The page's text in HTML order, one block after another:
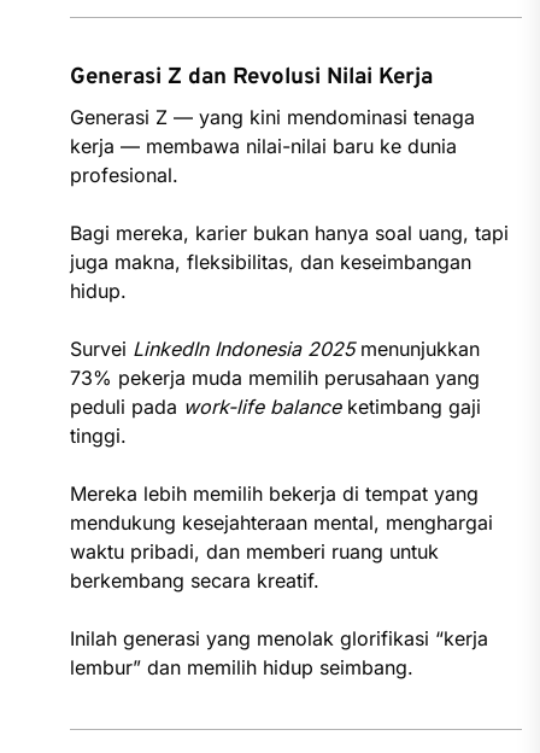
Generasi Z dan Revolusi Nilai Kerja
Generasi Z — yang kini mendominasi tenaga
kerja — membawa nilai-nilai baru ke dunia
profesional.
Bagi mereka, karier bukan hanya soal uang, tapi
juga makna, fleksibilitas, dan keseimbangan
hidup.
Survei LinkedIn Indonesia 2025menunjukkan
73% pekerja muda memilih perusahaan yang
peduli pada work-life balanceketimbang gaji
tinggi.
Mereka lebih memilih bekerja di tempat yang
mendukung kesejahteraan mental, menghargai
waktu pribadi, dan memberi ruang untuk
berkembang secara kreatif.
Inilah generasi yang menolak glorifikasi “kerja
lembur” dan memilih hidup seimbang.